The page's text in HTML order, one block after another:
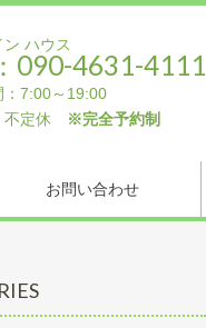
ハウス
090-4631-4111
：7:00～19:00
不定休
※完全予約制
お問い合わせ